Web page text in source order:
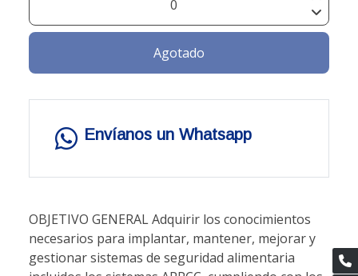
Agotado
Envíanos un Whatsapp
OBJETIVO GENERAL Adquirir los conocimientos
necesarios para implantar, mantener, mejorar y
gestionar sistemas de seguridad alimentaria